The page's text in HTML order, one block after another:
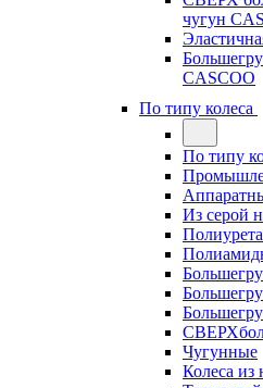
чугун
CASCOO
По типу колеса
По типу
Из серой
Чугунные
Колеса из